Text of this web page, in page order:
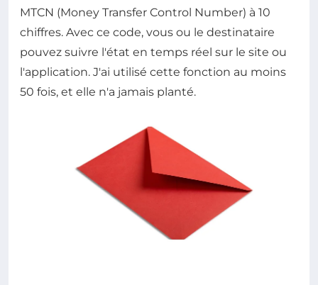
MTCN (Money Transfer Control Number) à 10
chiffres. Avec ce code, vous ou le destinataire
pouvez suivre l'état en temps réel sur le site ou
l'application. J'ai utilisé cette fonction au moins
50 fois, et elle n'a jamais planté.